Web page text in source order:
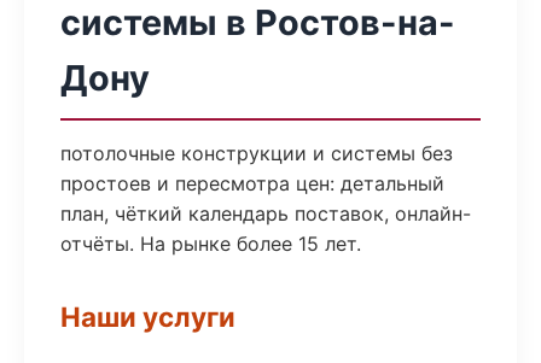
системы в Ростов-на-
Дону
потолочные конструкции и системы без
простоев и пересмотра цен: детальный
план, чёткий календарь поставок, онлайн-
отчёты. На рынке более 15 лет.
Наши услуги